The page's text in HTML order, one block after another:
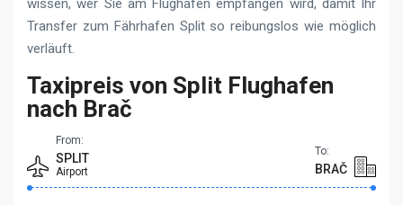
wissen, wer Sie am Flughafen empfangen wird, damit Ihr
Transfer zum Fährhafen Split so reibungslos wie möglich
verläuft.
Taxipreis von Split Flughafen
nach Brač
From:
SPLIT
Airport
To:
BRAČ